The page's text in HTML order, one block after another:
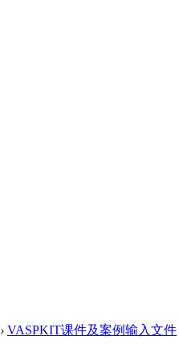
› VASPKIT课件及案例输入文件